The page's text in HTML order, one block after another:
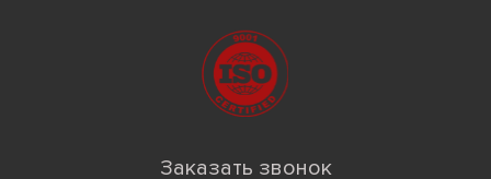
Заказать звонок